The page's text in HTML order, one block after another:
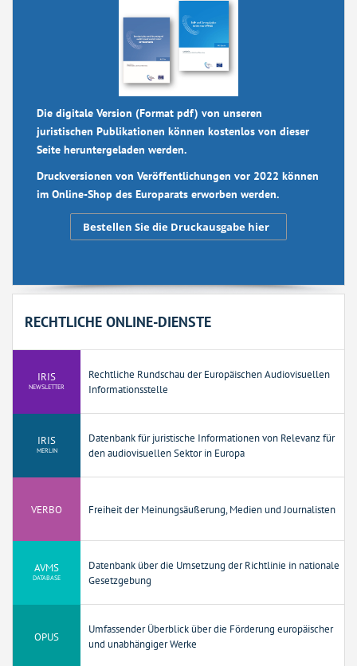
Die digitale Version (Format pdf) von unseren
juristischen Publikationen können kostenlos von dieser
Seite heruntergeladen werden.
Druckversionen von Veröffentlichungen vor 2022 können
im Online-Shop des Europarats erworben werden.
Bestellen Sie die Druckausgabe hier
RECHTLICHE ONLINE-DIENSTE
IRIS
NEWSLETTER
Rechtliche Rundschau der Europäischen Audiovisuellen
Informationsstelle
IRIS
MERLIN
Datenbank für juristische Informationen von Relevanz für
den audiovisuellen Sektor in Europa
VERBO Freiheit der Meinungsäußerung, Medien und Journalisten
AVMS
DATABASE
Datenbank über die Umsetzung der Richtlinie in nationale
Gesetzgebung
OPUS
Umfassender Überblick über die Förderung europäischer
und unabhängiger Werke